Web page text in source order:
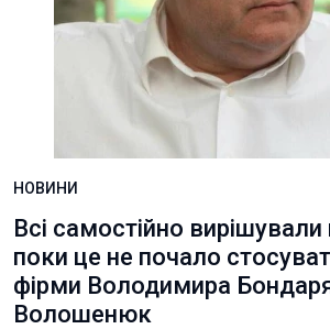
НОВИНИ
Всі самостійно
поки це не почало
фірми Володимира
Волошенюк